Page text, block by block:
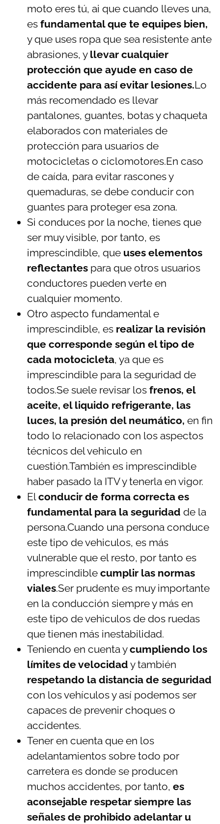
moto eres tú, ai que cuando lleves una,
es fundamental que te equipes bien,
y que uses ropa que sea resistente ante
abrasiones, y llevar cualquier
protección que ayude en caso de
accidente para así evitar lesiones.Lo
más recomendado es llevar
pantalones, guantes, botas y chaqueta
elaborados con materiales de
protección para usuarios de
motocicletas o ciclomotores.En caso
de caída, para evitar rascones y
quemaduras, se debe conducir con
guantes para proteger esa zona.
Si conduces por la noche, tienes que
ser muy visible, por tanto, es
imprescindible, que uses elementos
reflectantes para que otros usuarios
conductores pueden verte en
cualquier momento.
Otro aspecto fundamental e
imprescindible, es realizar la revisión
que corresponde según el tipo de
cada motocicleta, ya que es
imprescindible para la seguridad de
todos.Se suele revisar los frenos, el
aceite, el liquido refrigerante, las
luces, la presión del neumático, en fin
todo lo relacionado con los aspectos
técnicos del vehiculo en
cuestión.También es imprescindible
haber pasado la ITV y tenerla en vigor.
Elconducir de forma correcta es
fundamental para la seguridad de la
persona.Cuando una persona conduce
este tipo de vehiculos, es más
vulnerable que el resto, por tanto es
imprescindible cumplir las normas
viales.Ser prudente es muy importante
en la conducción siempre y más en
este tipo de vehiculos de dos ruedas
que tienen más inestabilidad.
Teniendo en cuenta ycumpliendo los
límites de velocidad y también
respetando la distancia de seguridad
con los vehículos y así podemos ser
capaces de prevenir choques o
accidentes.
Tener en cuenta que en los
adelantamientos sobre todo por
carretera es donde se producen
muchos accidentes, por tanto, es
aconsejable respetar siempre las
señales de prohibido adelantar u